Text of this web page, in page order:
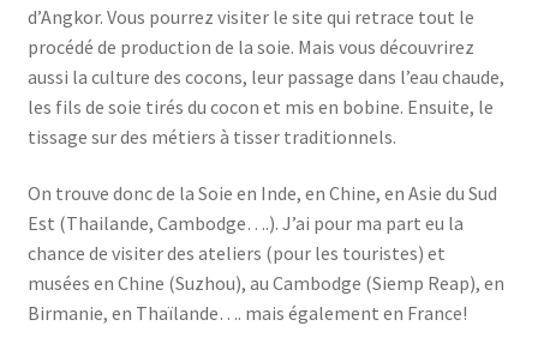
d’Angkor. Vous pourrez visiter le site qui retrace tout le
procédé de production de la soie. Mais vous découvrirez
aussi la culture des cocons, leur passage dans l’eau chaude,
les fils de soie tirés du cocon et mis en bobine. Ensuite, le
tissage sur des métiers à tisser traditionnels.
On trouve donc de la Soie en Inde, en Chine, en Asie du Sud
Est (Thailande, Cambodge….). J’ai pour ma part eu la
chance de visiter des ateliers (pour les touristes) et
musées en Chine (Suzhou), au Cambodge (Siemp Reap), en
Birmanie, en Thaïlande…. mais également en France!